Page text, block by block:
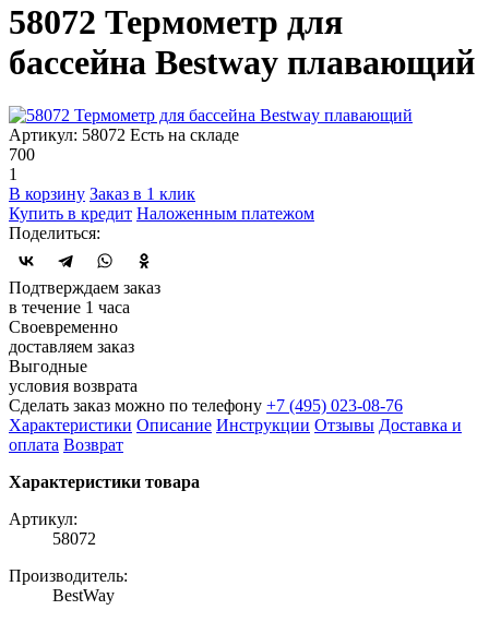
58072 Термометр для
бассейна Bestway плавающий
Артикул: 58072 Есть на складе
700
1
В корзину Заказ в 1 клик
Купить в кредит Наложенным платежом
Поделиться:
Подтверждаем заказ
в течение 1 часа
Своевременно
доставляем заказ
Выгодные
условия возврата
Сделать заказ можно по телефону +7 (495) 023-08-76
Характеристики Описание Инструкции Отзывы Доставка и
оплата Возврат
Характеристики товара
Артикул:
58072
Производитель:
BestWay